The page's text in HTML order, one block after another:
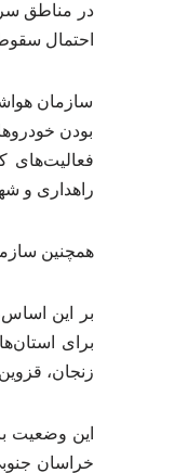
در مناطق
احتمال
سازمان
بودن
فعالیت‌های
راهداری و
همچنین
برای
زنجان،